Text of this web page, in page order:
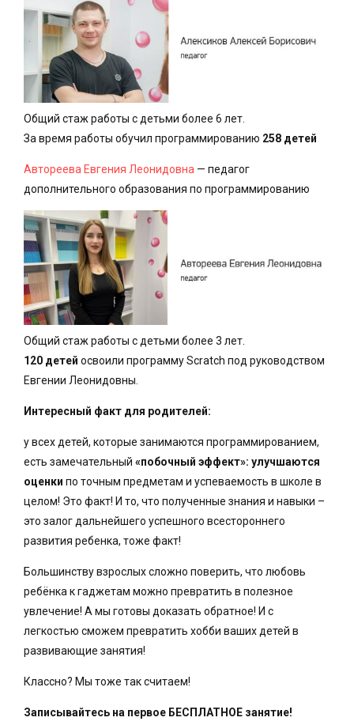
Общий стаж работы с детьми более 6 лет.
За время работы обучил программированию 258 детей
Автореева Евгения Леонидовна — педагог
дополнительного образования по программированию
Общий стаж работы с детьми более 3 лет.
120 детей освоили программу Scratch под руководством
Евгении Леонидовны.
Интересный факт для родителей:
у всех детей, которые занимаются программированием,
есть замечательный «побочный эффект»: улучшаются
оценки по точным предметам и успеваемость в школе в
целом! Это факт! И то, что полученные знания и навыки –
это залог дальнейшего успешного всестороннего
развития ребенка, тоже факт!
Большинству взрослых сложно поверить, что любовь
ребёнка к гаджетам можно превратить в полезное
увлечение! А мы готовы доказать обратное! И с
легкостью сможем превратить хобби ваших детей в
развивающие занятия!
Классно? Мы тоже так считаем!
Записывайтесь на первое БЕСПЛАТНОЕ занятие!